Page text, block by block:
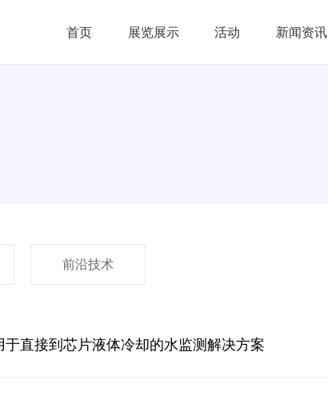
首页 展览展示 活动 新闻资讯
前沿技术
于直接到芯片液体冷却的水监测解决方案